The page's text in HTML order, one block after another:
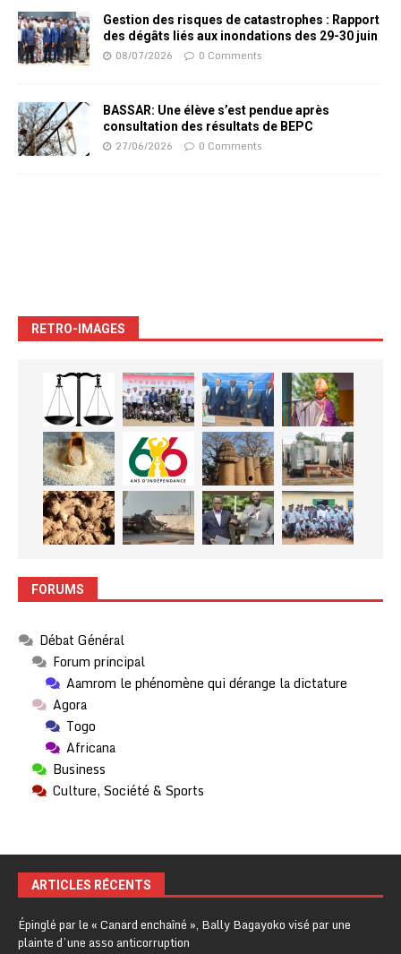
Gestion des risques de catastrophes : Rapport
des dégâts liés aux inondations des 29-30 juin
08/07/2026 0 Comments
BASSAR: Une élève s’est pendue après
consultation des résultats de BEPC
27/06/2026 0 Comments
RETRO-IMAGES
FORUMS
Débat Général
Forum principal
Aamrom le phénomène qui dérange la dictature
Agora
Togo
Africana
Business
Culture, Société & Sports
ARTICLES RÉCENTS
Épinglé par le « Canard enchaîné », Bally Bagayoko visé par une
plainte d’une asso anticorruption